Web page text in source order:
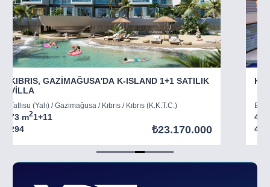
KIBRIS, GAZİMAĞUSA'DA K-ISLAND 1+1 SATILIK
VİLLA
Tatlısu (Yalı) / Gazimağusa / Kıbrıs / Kıbrıs (K.K.T.C.)
73 m21+11
294
₺23.170.000
45
403
of